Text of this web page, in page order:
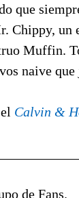
que
Chippy, un
Muffin.
naive que
Calvin &
de Fans.